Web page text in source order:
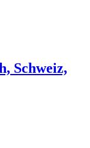
Schweiz,